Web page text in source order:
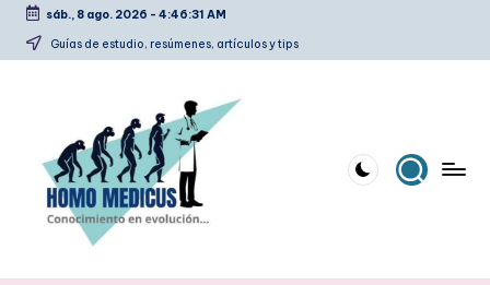
Saltar
sáb., 8 ago. 2026 - 4:46:31 AM
Guías de estudio, resúmenes, artículos y tips